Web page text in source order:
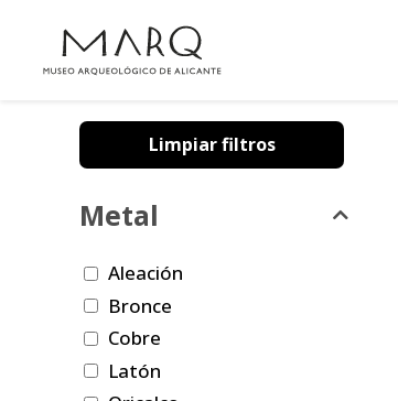
Limpiar filtros
Metal
Aleación
Bronce
Cobre
Latón